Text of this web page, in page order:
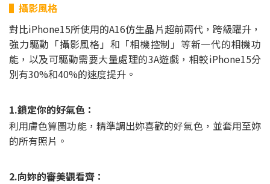
▌攝影風格
對比iPhone15所使用的A16仿生晶片超前兩代，跨級躍升，
強力驅動「攝影風格」和「相機控制」等新一代的相機功
能，以及可驅動需要大量處理的3A遊戲，相較iPhone15分
別有30%和40%的速度提升。
1.鎖定你的好氣色：
利用膚色算圖功能，精準調出妳喜歡的好氣色，並套用至妳
的所有照片。
2.向妳的審美觀看齊：